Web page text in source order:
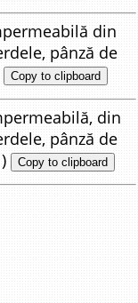
din
pânză de
Copy to clipboard
din
pânză de
) Copy to clipboard